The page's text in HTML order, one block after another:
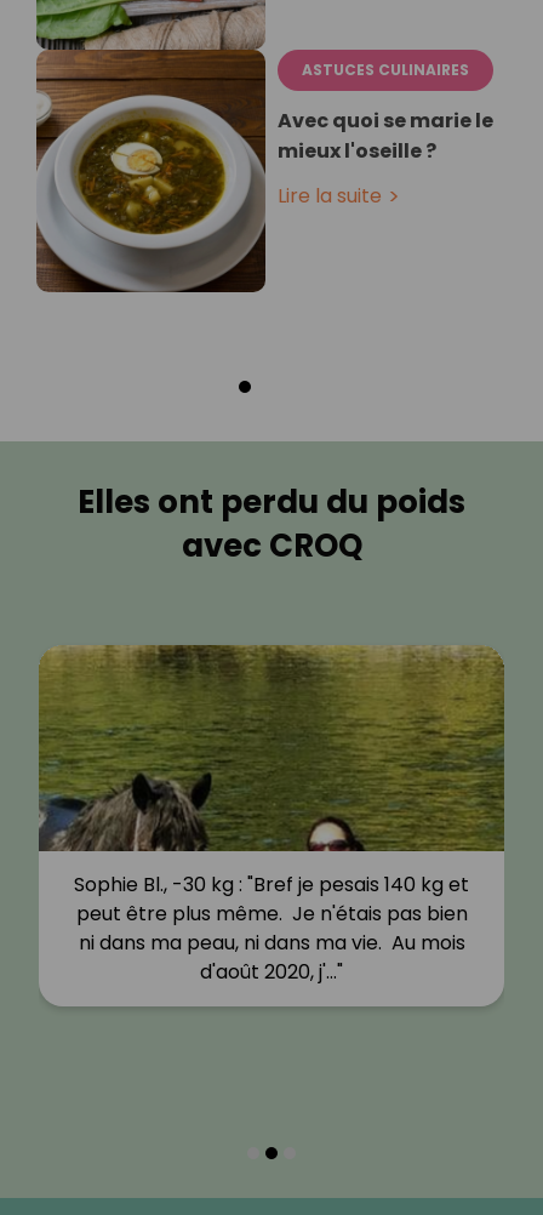
ASTUCES CULINAIRES
Avec quoi se marie le
mieux l'oseille ?
Lire la suite
Elles ont perdu du poids
avec CROQ
Sophie Bl., -30 kg : "Bref je pesais 140 kg et
peut être plus même. Je n'étais pas bien
ni dans ma peau, ni dans ma vie. Au mois
d'août 2020, j'…"